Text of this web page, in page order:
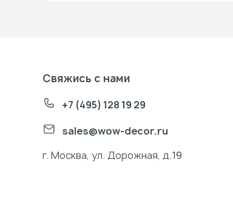
Свяжись с нами
+7 (495) 128 19 29
sales@wow-decor.ru
г. Москва, ул. Дорожная, д.19